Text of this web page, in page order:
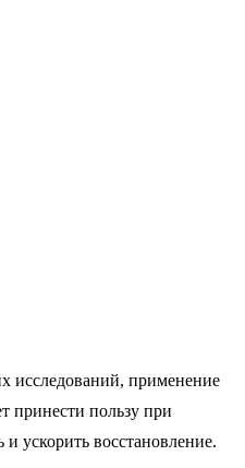
исследований, применение
принести пользу при
ускорить восстановление.